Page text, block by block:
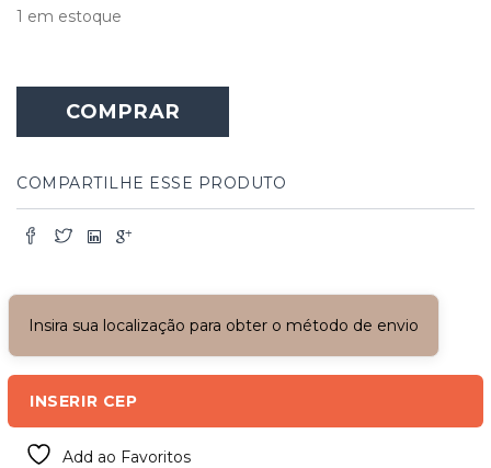
1 em estoque
COMPRAR
COMPARTILHE ESSE PRODUTO
Insira sua localização para obter o método de envio
INSERIR CEP
Add ao Favoritos